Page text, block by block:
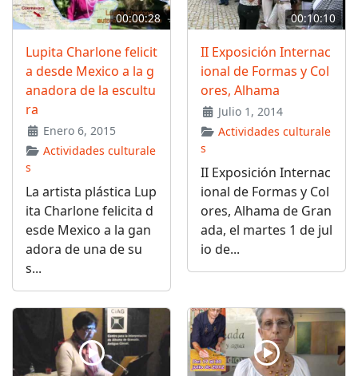
00:00:28
Lupita Charlone felicit
a desde Mexico a la g
anadora de la escultu
ra
Enero 6, 2015
Actividades culturale
s
La artista plástica Lup
ita Charlone felicita d
esde Mexico a la gan
adora de una de su
s...
00:10:10
II Exposición Internac
ional de Formas y Col
ores, Alhama
Julio 1, 2014
Actividades culturale
s
II Exposición Internac
ional de Formas y Col
ores, Alhama de Gran
ada, el martes 1 de jul
io de...